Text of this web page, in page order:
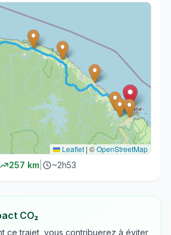
Leaflet | ©OpenStreetMap
257 km| ~2h53
CO₂
ce trajet, vous contribuerez à éviter